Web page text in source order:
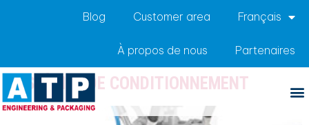
Blog Customer area Français
À propos de nous Partenaires
SYSTÈMES DE CONDITIONNEMENT